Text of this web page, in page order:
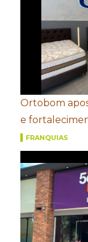
Ortobom
e
FRANQUIAS